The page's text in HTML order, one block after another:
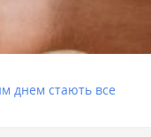
днем стають все